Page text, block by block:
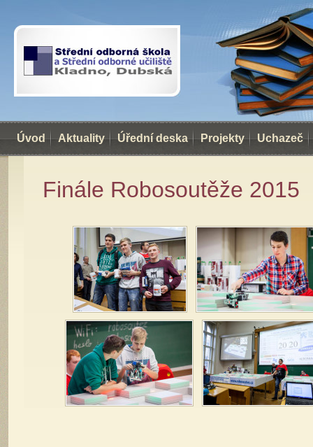
Úvod Aktuality Úřední deska Projekty Uchazeč
Finále Robosoutěže 2015